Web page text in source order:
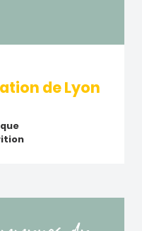
de Lyon